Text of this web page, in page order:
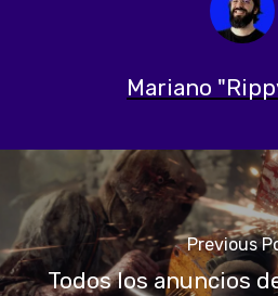
Mariano
Previous
Todos los anuncios